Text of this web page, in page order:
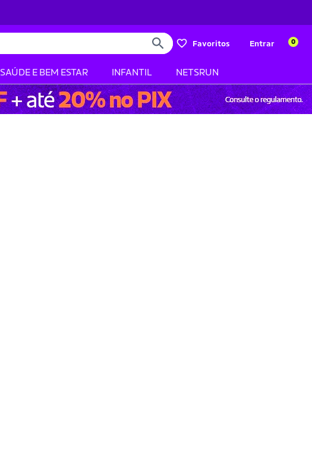
Favoritos Entrar 0
SAÚDE E BEM ESTAR INFANTIL NETSRUN